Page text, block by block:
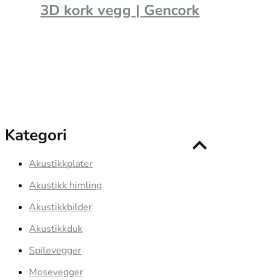
Kategori
Akustikkplater
Akustikk himling
Akustikkbilder
Akustikkduk
Spilevegger
Mosevegger
3D kork vegg | Gencork